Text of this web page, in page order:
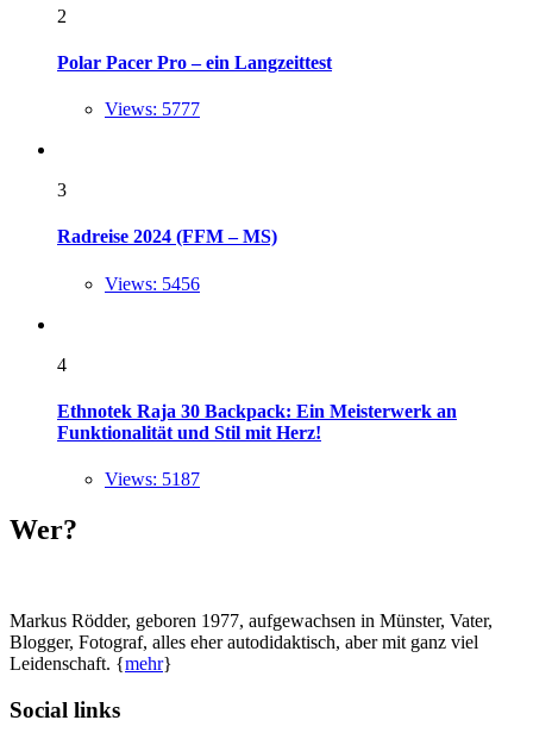
2
Polar Pacer Pro – ein Langzeittest
Views: 5777
3
Radreise 2024 (FFM – MS)
Views: 5456
4
Ethnotek Raja 30 Backpack: Ein Meisterwerk an
Funktionalität und Stil mit Herz!
Views: 5187
Wer?
Markus Rödder, geboren 1977, aufgewachsen in Münster, Vater,
Blogger, Fotograf, alles eher autodidaktisch, aber mit ganz viel
Leidenschaft. {mehr}
Social links